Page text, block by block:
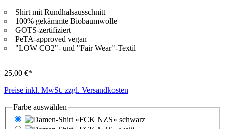
Shirt mit Rundhalsausschnitt
100% gekämmte Biobaumwolle
GOTS-zertifiziert
PeTA-approved vegan
"LOW CO2"- und "Fair Wear"-Textil
25,00 €*
Preise inkl. MwSt. zzgl. Versandkosten
Farbe auswählen
schwarz